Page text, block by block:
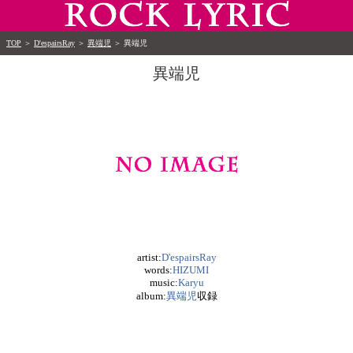
TOP ＞ D'espairsRay ＞ 異端児 ＞ 異端児
異端児
artist:D'espairsRay
words:HIZUMI
music:Karyu
album:異端児収録